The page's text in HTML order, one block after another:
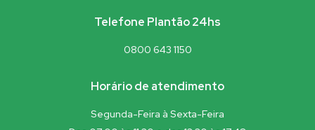
Telefone Plantão 24hs
0800 643 1150
Horário de atendimento
Segunda-Feira à Sexta-Feira